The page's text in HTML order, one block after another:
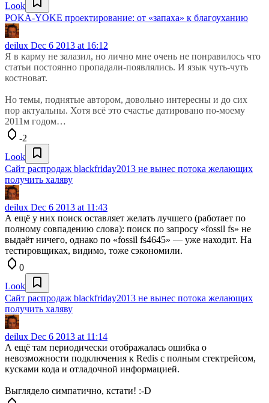
Look
POKA-YOKE проектирование: от «запаха» к благоуханию
deilux Dec 6 2013 at 16:12
Я в карму не залазил, но лично мне очень не понравилось что
статьи постоянно пропадали-появлялись. И язык чуть-чуть
костноват.
Но темы, поднятые автором, довольно интересны и до сих
пор актуальны. Хотя всё это счастье датировано по-моему
2011м годом…
-2
Look
Сайт распродаж blackfriday2013 не вынес потока желающих
получить халяву
deilux Dec 6 2013 at 11:43
А ещё у них поиск оставляет желать лучшего (работает по
полному совпадению слова): поиск по запросу «fossil fs» не
выдаёт ничего, однако по «fossil fs4645» — уже находит. На
тестировщиках, видимо, тоже сэкономили.
0
Look
Сайт распродаж blackfriday2013 не вынес потока желающих
получить халяву
deilux Dec 6 2013 at 11:14
А ещё там периодически отображалась ошибка о
невозможности подключения к Redis с полным стектрейсом,
кусками кода и отладочной информацией.
Выглядело симпатично, кстати! :-D